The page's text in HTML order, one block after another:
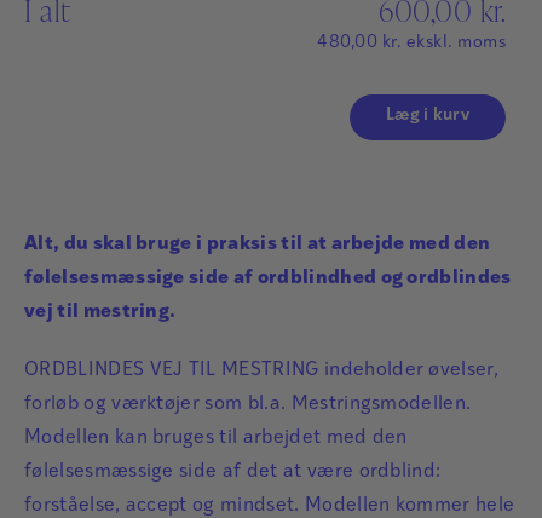
I alt 600,00 kr.
480,00 kr. ekskl. moms
Læg i kurv
Alt, du skal bruge i praksis til at arbejde med den
følelsesmæssige side af ordblindhed og ordblindes
vej til mestring.
ORDBLINDES VEJ TIL MESTRING indeholder øvelser,
forløb og værktøjer som bl.a. Mestringsmodellen.
Modellen kan bruges til arbejdet med den
følelsesmæssige side af det at være ordblind:
forståelse, accept og mindset. Modellen kommer hele